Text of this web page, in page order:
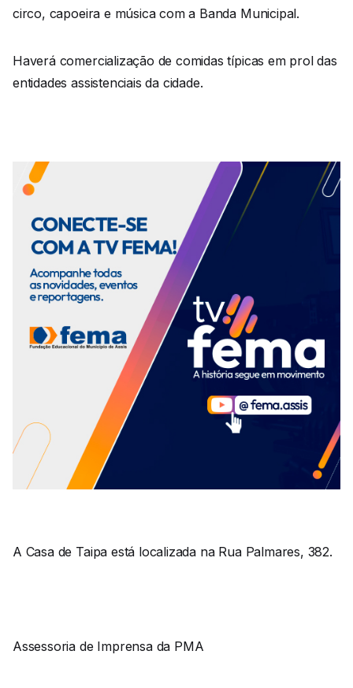
circo, capoeira e música com a Banda Municipal.
Haverá comercialização de comidas típicas em prol das
entidades assistenciais da cidade.
A Casa de Taipa está localizada na Rua Palmares, 382.
Assessoria de Imprensa da PMA